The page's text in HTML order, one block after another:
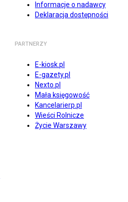
Informacje o nadawcy
Deklaracja dostępności
PARTNERZY
E-kiosk.pl
E-gazety.pl
Nexto.pl
Mała księgowość
Kancelarierp.pl
Wieści Rolnicze
Życie Warszawy